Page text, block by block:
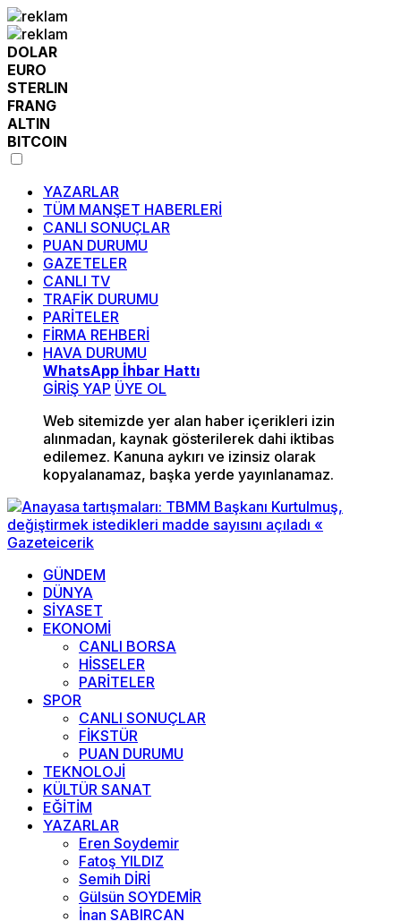
DOLAR
EURO
STERLIN
FRANG
ALTIN
BITCOIN
YAZARLAR
TÜM MANŞET HABERLERİ
CANLI SONUÇLAR
PUAN DURUMU
GAZETELER
CANLI TV
TRAFİK DURUMU
PARİTELER
FİRMA REHBERİ
HAVA DURUMU
WhatsApp İhbar Hattı
GİRİŞ YAP ÜYE OL
Web sitemizde yer alan haber içerikleri izin
alınmadan, kaynak gösterilerek dahi iktibas
edilemez. Kanuna aykırı ve izinsiz olarak
kopyalanamaz, başka yerde yayınlanamaz.
GÜNDEM
DÜNYA
SİYASET
EKONOMİ
CANLI BORSA
HİSSELER
PARİTELER
SPOR
CANLI SONUÇLAR
FİKSTÜR
PUAN DURUMU
TEKNOLOJİ
KÜLTÜR SANAT
EĞİTİM
YAZARLAR
Eren Soydemir
Fatoş YILDIZ
Semih DİRİ
Gülsün SOYDEMİR
İnan SABIRCAN